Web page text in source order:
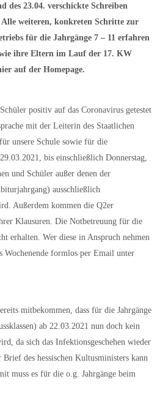
des 23.04. verschickte Schreiben
weiteren, konkreten Schritte zur
für die Jahrgänge 7 – 11 erfahren
ihre Eltern im Lauf der 17. KW
auf der Homepage.
positiv auf das Coronavirus getestet
mit der Leiterin des Staatlichen
unsere Schule sowie für die
bis einschließlich Donnerstag,
und Schüler außer denen der
ausschließlich
Außerdem kommen die Q2er
Klausuren. Die Notbetreuung für die
erhalten. Wer diese in Anspruch nehmen
Wochenende formlos per Email unter
mitbekommen, dass für die Jahrgänge
ab 22.03.2021 nun doch kein
da sich das Infektionsgeschehen wieder
des hessischen Kultusministers kann
muss es für die o.g. Jahrgänge beim